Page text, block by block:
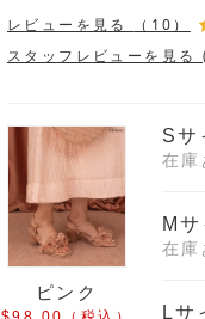
レビューを見る （10）
スタッフレビューを見る
ピンク
Sサ
在庫
M
在庫
Lサ